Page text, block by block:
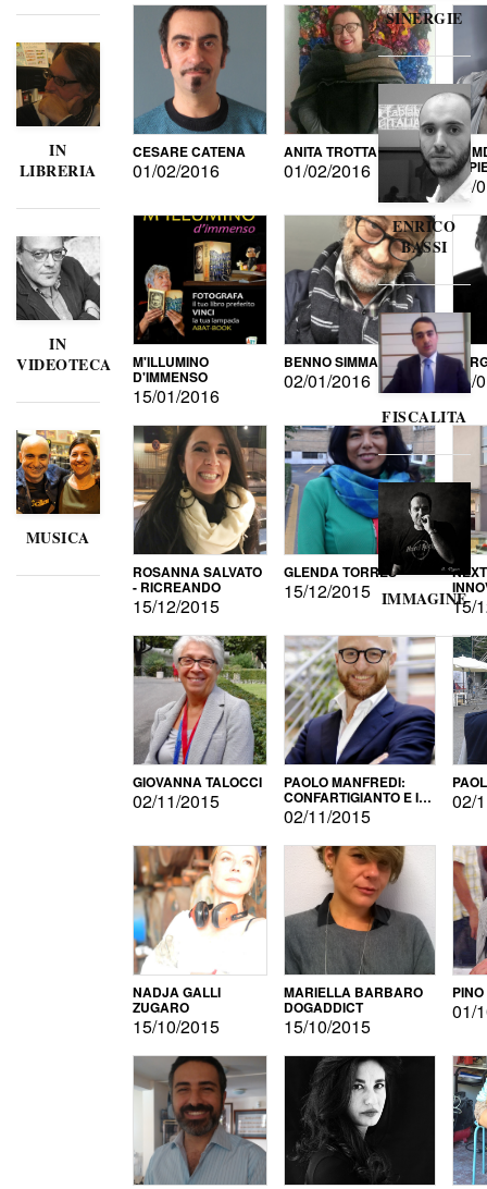
IN
LIBRERIA
IN
VIDEOTECA
MUSICA
CESARE CATENA
01/02/2016
ANITA TROTTA
01/02/2016 DI
15/
M'ILLUMINO
D'IMMENSO
15/01/2016
BENNO SIMMA
02/01/2016
ROSANNA SALVATO
- RICREANDO
15/12/2015
GLENDA TORRES
15/12/2015
15/
GIOVANNA TALOCCI
02/11/2015
PAOLO MANFREDI:
CONFARTIGIANTO E IL
SONDAGGIO
02/11/2015
02/
NADJA GALLI
ZUGARO
15/10/2015
MARIELLA BARBARO
DOGADDICT
15/10/2015
01/
SINERGIE
ENRICO
BASSI
FISCALITA
IMMAGINE